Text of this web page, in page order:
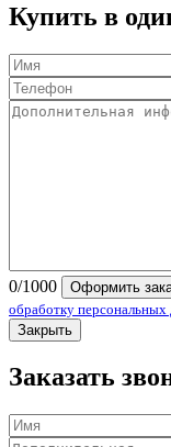
Купить в
0/1000 Оформить
обработку
Закрыть
Заказать